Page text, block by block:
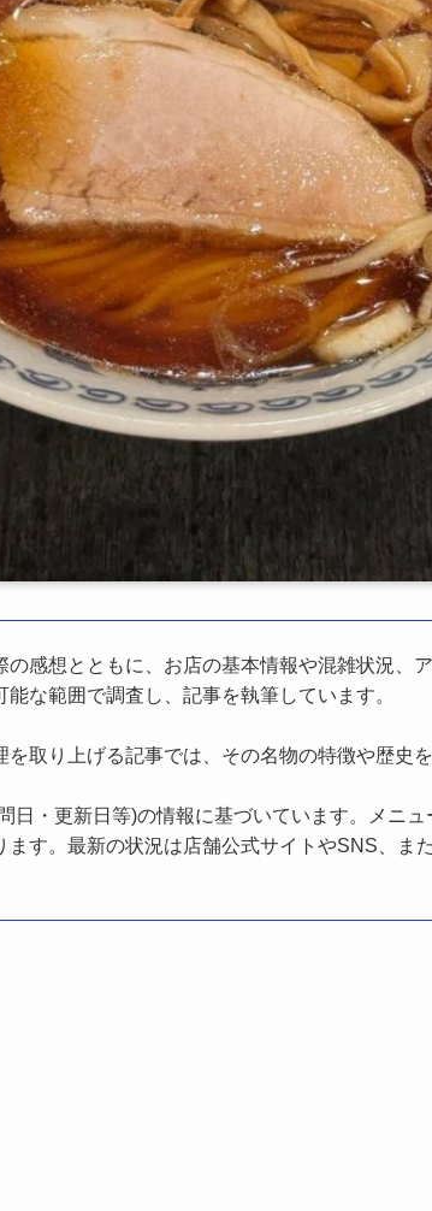
感想とともに、お店の基本情報や混雑状況、
な範囲で調査し、記事を執筆しています。
取り上げる記事では、その名物の特徴や歴史
日・更新日等)の情報に基づいています。メニ
ます。最新の状況は店舗公式サイトやSNS、ま